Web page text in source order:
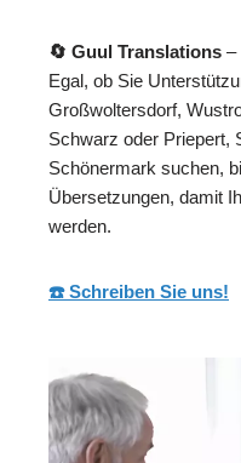
🔄 Guul Translations –
Egal, ob Sie
Großwoltersdorf,
Schwarz oder Priepert,
Schönermark suchen,
Übersetzungen, damit
werden.
☎️ Schreiben Sie uns!